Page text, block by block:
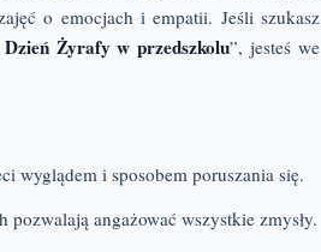
o emocjach i empatii. Jeśli szukasz
Dzień Żyrafy w przedszkolu”, jesteś we
wyglądem i sposobem poruszania się.
angażować wszystkie zmysły.